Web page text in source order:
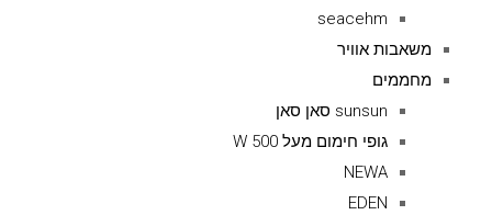
seacehm
משאבות אוויר
מחממים
sunsun סאן סאן
גופי חימום מעל 500 W
NEWA
EDEN